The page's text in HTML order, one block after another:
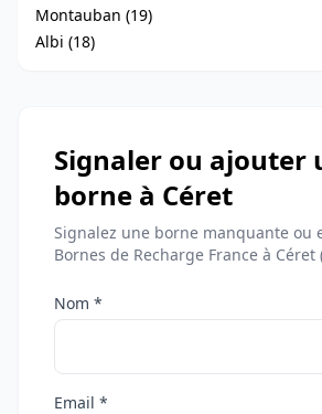
Montauban (19)
Albi (18)
Signaler ou ajouter
borne à Céret
Signalez une borne manquante ou
Bornes de Recharge France à Céret
Nom *
Email *